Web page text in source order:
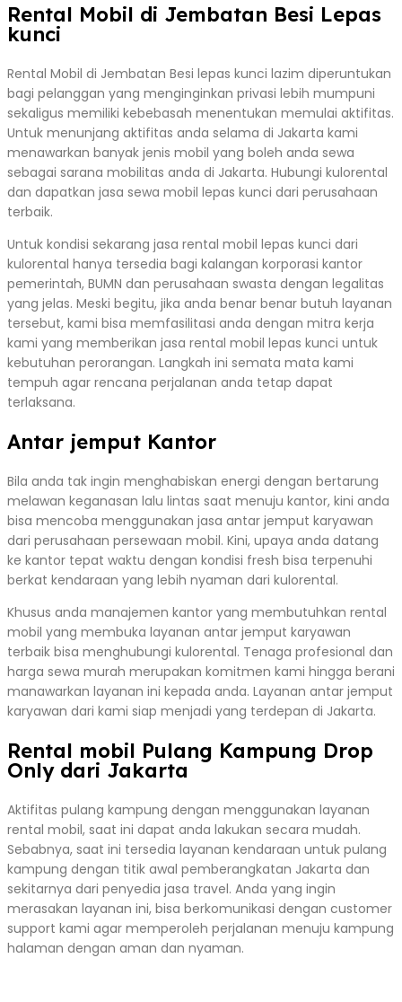
Rental Mobil di Jembatan Besi Lepas
kunci
Rental Mobil di Jembatan Besi lepas kunci lazim diperuntukan
bagi pelanggan yang menginginkan privasi lebih mumpuni
sekaligus memiliki kebebasah menentukan memulai aktifitas.
Untuk menunjang aktifitas anda selama di Jakarta kami
menawarkan banyak jenis mobil yang boleh anda sewa
sebagai sarana mobilitas anda di Jakarta. Hubungi kulorental
dan dapatkan jasa sewa mobil lepas kunci dari perusahaan
terbaik.
Untuk kondisi sekarang jasa rental mobil lepas kunci dari
kulorental hanya tersedia bagi kalangan korporasi kantor
pemerintah, BUMN dan perusahaan swasta dengan legalitas
yang jelas. Meski begitu, jika anda benar benar butuh layanan
tersebut, kami bisa memfasilitasi anda dengan mitra kerja
kami yang memberikan jasa rental mobil lepas kunci untuk
kebutuhan perorangan. Langkah ini semata mata kami
tempuh agar rencana perjalanan anda tetap dapat
terlaksana.
Antar jemput Kantor
Bila anda tak ingin menghabiskan energi dengan bertarung
melawan keganasan lalu lintas saat menuju kantor, kini anda
bisa mencoba menggunakan jasa antar jemput karyawan
dari perusahaan persewaan mobil. Kini, upaya anda datang
ke kantor tepat waktu dengan kondisi fresh bisa terpenuhi
berkat kendaraan yang lebih nyaman dari kulorental.
Khusus anda manajemen kantor yang membutuhkan rental
mobil yang membuka layanan antar jemput karyawan
terbaik bisa menghubungi kulorental. Tenaga profesional dan
harga sewa murah merupakan komitmen kami hingga berani
manawarkan layanan ini kepada anda. Layanan antar jemput
karyawan dari kami siap menjadi yang terdepan di Jakarta.
Rental mobil Pulang Kampung Drop
Only dari Jakarta
Aktifitas pulang kampung dengan menggunakan layanan
rental mobil, saat ini dapat anda lakukan secara mudah.
Sebabnya, saat ini tersedia layanan kendaraan untuk pulang
kampung dengan titik awal pemberangkatan Jakarta dan
sekitarnya dari penyedia jasa travel. Anda yang ingin
merasakan layanan ini, bisa berkomunikasi dengan customer
support kami agar memperoleh perjalanan menuju kampung
halaman dengan aman dan nyaman.